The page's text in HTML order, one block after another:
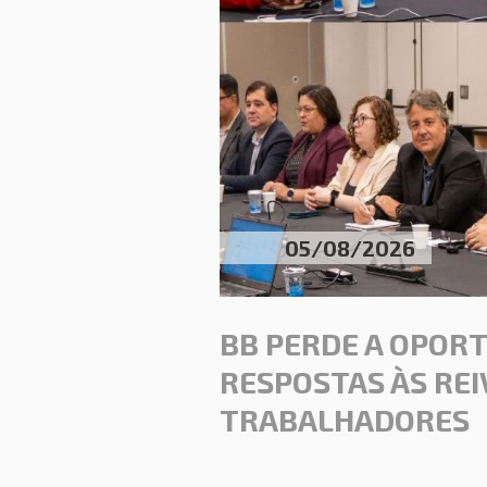
05/08/2026
BB PERDE A
RESPOSTAS ÀS
TRABALHADORES